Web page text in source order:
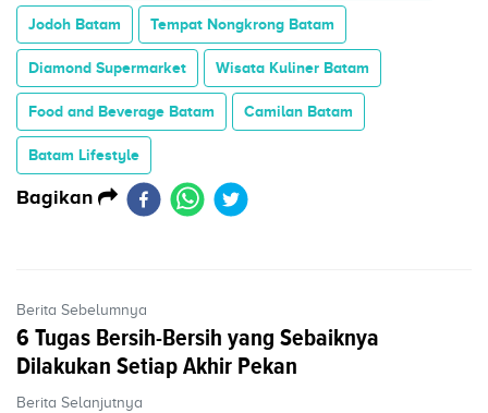
Jodoh Batam Tempat Nongkrong Batam
Diamond Supermarket Wisata Kuliner Batam
Food and Beverage Batam Camilan Batam
Batam Lifestyle
Bagikan
Berita Sebelumnya
6 Tugas Bersih-Bersih yang Sebaiknya
Dilakukan Setiap Akhir Pekan
Berita Selanjutnya